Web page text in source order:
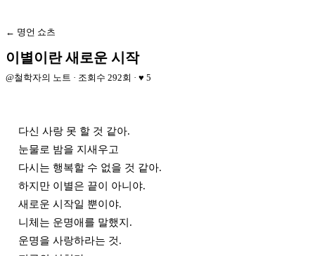
← 명언 쇼츠
이별이란 새로운 시작
@철학자의 노트 · 조회수 292회 · ♥ 5
다신 사랑 못 할 것 같아.
눈물로 밤을 지새우고
다시는 행복할 수 없을 것 같아.
하지만 이별은 끝이 아니야.
새로운 시작일 뿐이야.
니체는 운명애를 말했지.
운명을 사랑하라는 것.